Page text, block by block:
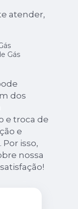
atender,
Gás
dos
e troca de
e
isso,
nossa